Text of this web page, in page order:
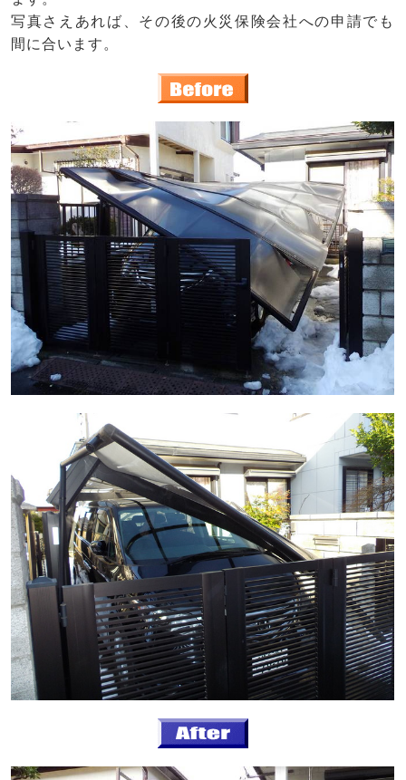
写真さえあれば、その後の火災保険会社への申請でも
間に合います。